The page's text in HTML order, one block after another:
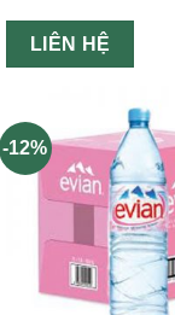
LIÊN HỆ
-12%